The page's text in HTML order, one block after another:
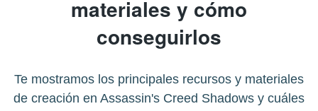
materiales y cómo
conseguirlos
Te mostramos los principales recursos y materiales
de creación en Assassin's Creed Shadows y cuáles